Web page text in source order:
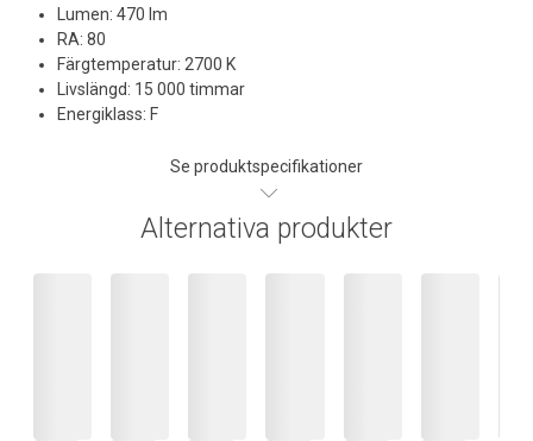
Lumen: 470 lm
RA: 80
Färgtemperatur: 2700 K
Livslängd: 15 000 timmar
Energiklass: F
Se produktspecifikationer
Alternativa produkter